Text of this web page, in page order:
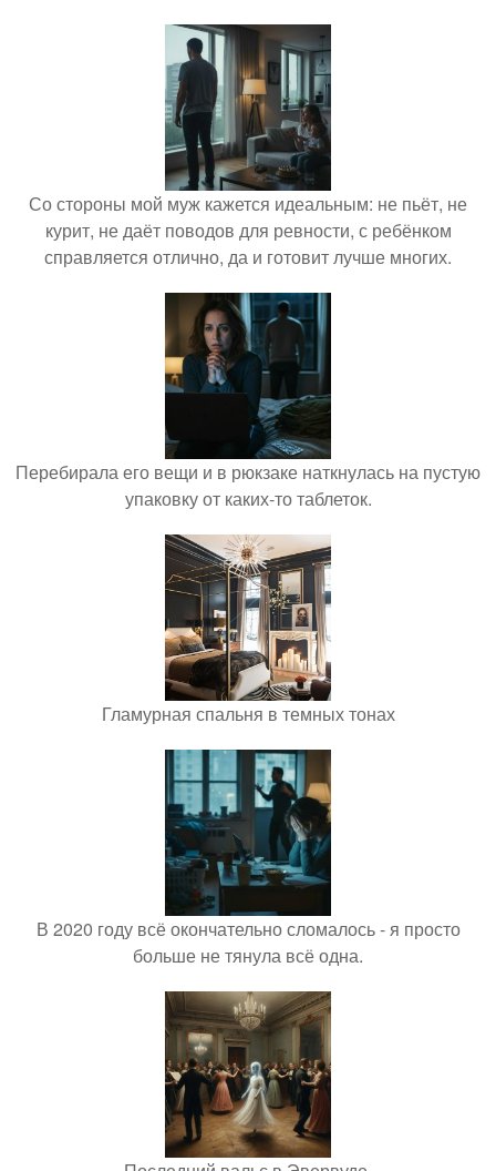
Со стороны мой муж кажется идеальным: не пьёт, не
курит, не даёт поводов для ревности, с ребёнком
справляется отлично, да и готовит лучше многих.
Перебирала его вещи и в рюкзаке наткнулась на пустую
упаковку от каких-то таблеток.
Гламурная спальня в темных тонах
В 2020 году всё окончательно сломалось - я просто
больше не тянула всё одна.